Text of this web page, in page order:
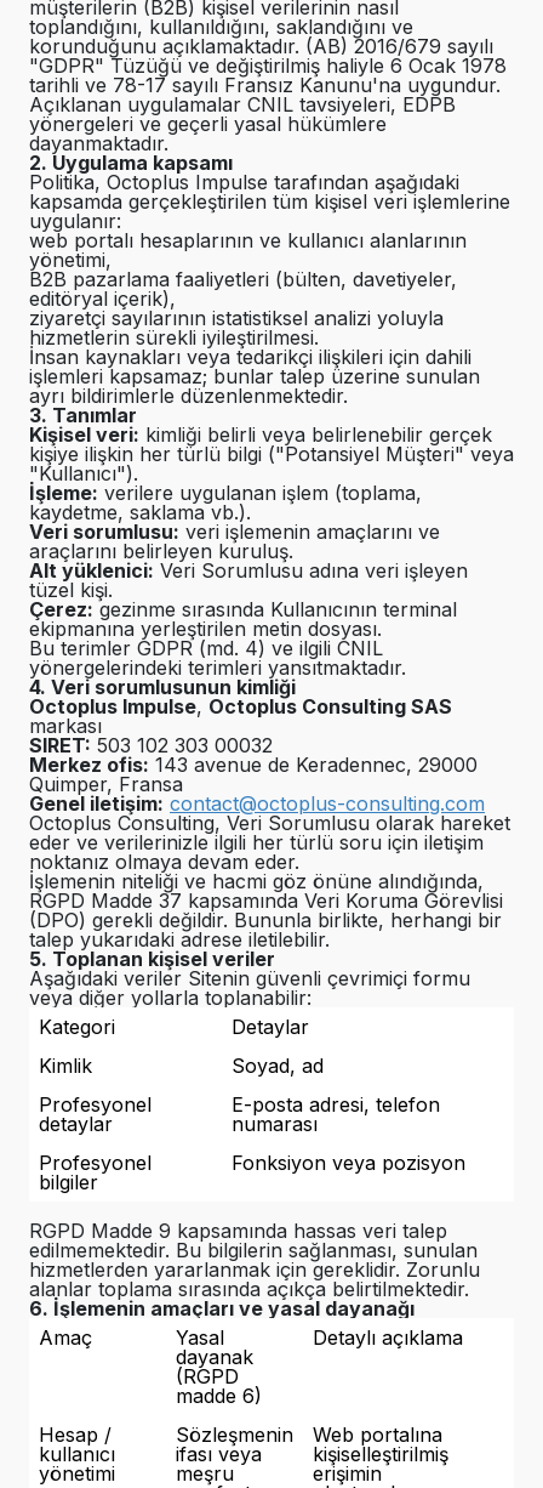
müşterilerin (B2B) kişisel verilerinin nasıl
toplandığını, kullanıldığını, saklandığını ve
korunduğunu açıklamaktadır. (AB) 2016/679 sayılı
"GDPR" Tüzüğü ve değiştirilmiş haliyle 6 Ocak 1978
tarihli ve 78-17 sayılı Fransız Kanunu'na uygundur.
Açıklanan uygulamalar CNIL tavsiyeleri, EDPB
yönergeleri ve geçerli yasal hükümlere
dayanmaktadır.
2. Uygulama kapsamı
Politika, Octoplus Impulse tarafından aşağıdaki
kapsamda gerçekleştirilen tüm kişisel veri işlemlerine
uygulanır:
web portalı hesaplarının ve kullanıcı alanlarının
yönetimi,
B2B pazarlama faaliyetleri (bülten, davetiyeler,
editöryal içerik),
ziyaretçi sayılarının istatistiksel analizi yoluyla
hizmetlerin sürekli iyileştirilmesi.
İnsan kaynakları veya tedarikçi ilişkileri için dahili
işlemleri kapsamaz; bunlar talep üzerine sunulan
ayrı bildirimlerle düzenlenmektedir.
3. Tanımlar
Kişisel veri: kimliği belirli veya belirlenebilir gerçek
kişiye ilişkin her türlü bilgi ("Potansiyel Müşteri" veya
"Kullanıcı").
İşleme: verilere uygulanan işlem (toplama,
kaydetme, saklama vb.).
Veri sorumlusu: veri işlemenin amaçlarını ve
araçlarını belirleyen kuruluş.
Alt yüklenici: Veri Sorumlusu adına veri işleyen
tüzel kişi.
Çerez: gezinme sırasında Kullanıcının terminal
ekipmanına yerleştirilen metin dosyası.
Bu terimler GDPR (md. 4) ve ilgili CNIL
yönergelerindeki terimleri yansıtmaktadır.
4. Veri sorumlusunun kimliği
Octoplus Impulse, Octoplus Consulting SAS
markası
SIRET: 503 102 303 00032
Merkez ofis: 143 avenue de Keradennec, 29000
Quimper, Fransa
Genel iletişim: contact@octoplus-consulting.com
Octoplus Consulting, Veri Sorumlusu olarak hareket
eder ve verilerinizle ilgili her türlü soru için iletişim
noktanız olmaya devam eder.
İşlemenin niteliği ve hacmi göz önüne alındığında,
RGPD Madde 37 kapsamında Veri Koruma Görevlisi
(DPO) gerekli değildir. Bununla birlikte, herhangi bir
talep yukarıdaki adrese iletilebilir.
5. Toplanan kişisel veriler
Aşağıdaki veriler Sitenin güvenli çevrimiçi formu
veya diğer yollarla toplanabilir:
Kategori
Detaylar
Kimlik
Soyad, ad
Profesyonel
detaylar
E-posta adresi, telefon
numarası
Profesyonel
bilgiler
Fonksiyon veya pozisyon
RGPD Madde 9 kapsamında hassas veri talep
edilmemektedir. Bu bilgilerin sağlanması, sunulan
hizmetlerden yararlanmak için gereklidir. Zorunlu
alanlar toplama sırasında açıkça belirtilmektedir.
6. İşlemenin amaçları ve yasal dayanağı
Amaç
Yasal
dayanak
(RGPD
madde 6)
Detaylı açıklama
Hesap /
kullanıcı
yönetimi
Sözleşmenin
ifası veya
meşru
Web portalına
kişiselleştirilmiş
erişimin